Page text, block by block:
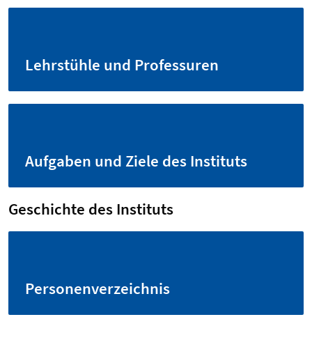
Lehrstühle und Professuren
Aufgaben und Ziele des Instituts
Geschichte des Instituts
Personenverzeichnis